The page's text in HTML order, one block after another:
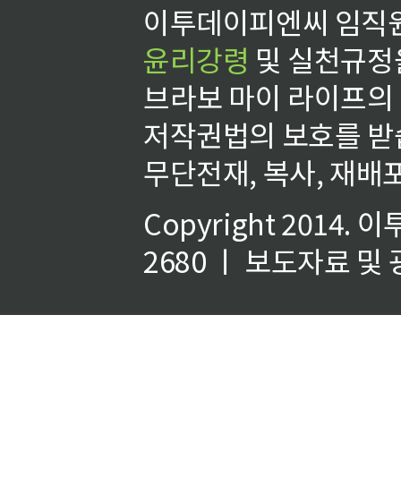
이투데이피엔씨 임
윤리강령 및 실천규
브라보 마이 라이프
저작권법의 보호를
무단전재, 복사, 재배
Copyright 2014. 이
2680 ㅣ 보도자료